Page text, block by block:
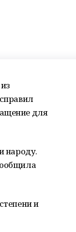
для
народу.
и